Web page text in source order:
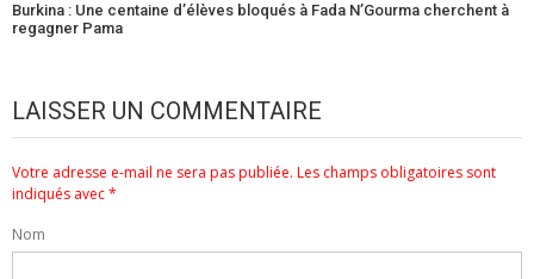
Burkina : Une centaine d’élèves bloqués à Fada N’Gourma cherchent à
regagner Pama
LAISSER UN COMMENTAIRE
Votre adresse e-mail ne sera pas publiée. Les champs obligatoires sont
indiqués avec*
Nom